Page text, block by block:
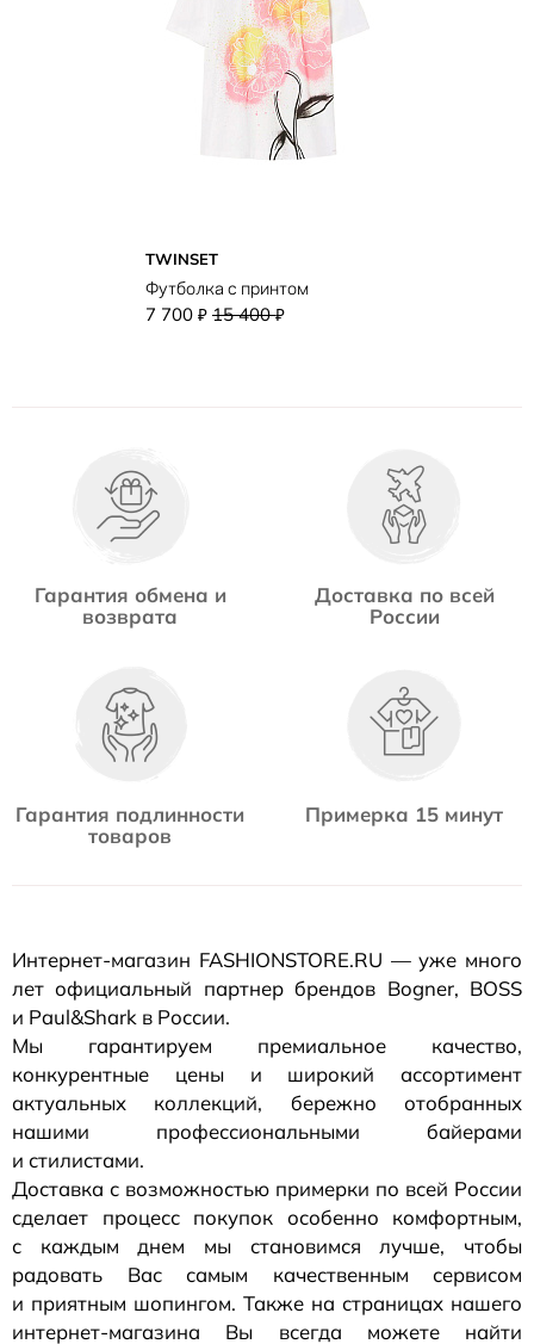
TWINSET
Футболка с принтом
7 700 ₽ 15 400₽
Гарантия обмена и
возврата
Доставка по всей
России
Гарантия подлинности
товаров
Примерка 15 минут
Интернет-магазин FASHIONSTORE.RU — уже много
лет официальный партнер брендов Bogner, BOSS
и Paul&Shark в России.
Мы гарантируем премиальное качество,
конкурентные цены и широкий ассортимент
актуальных коллекций, бережно отобранных
нашими профессиональными байерами
и стилистами.
Доставка с возможностью примерки по всей России
сделает процесс покупок особенно комфортным,
с каждым днем мы становимся лучше, чтобы
радовать Вас самым качественным сервисом
и приятным шопингом. Также на страницах нашего
интернет-магазина Вы всегда можете найти